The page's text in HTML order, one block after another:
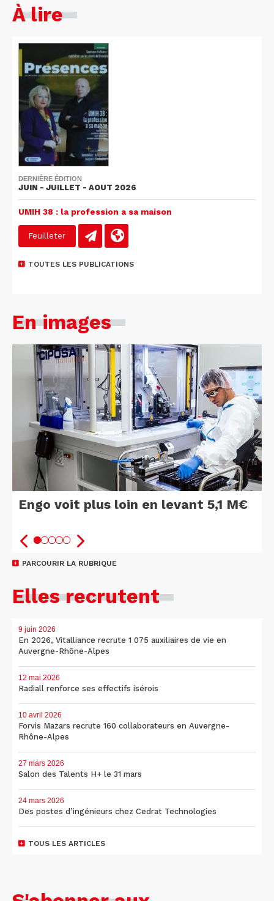
À lire
DERNIÈRE ÉDITION
JUIN - JUILLET - AOUT 2026
UMIH 38 : la profession a sa maison
Feuilleter
TOUTES LES PUBLICATIONS
En images
Engo voit plus loin en levant 5,1 M€
PARCOURIR LA RUBRIQUE
Elles recrutent
9 juin 2026
En 2026, Vitalliance recrute 1 075 auxiliaires de vie en
Auvergne-Rhône-Alpes
12 mai 2026
Radiall renforce ses effectifs isérois
10 avril 2026
Forvis Mazars recrute 160 collaborateurs en Auvergne-
Rhône-Alpes
27 mars 2026
Salon des Talents H+ le 31 mars
24 mars 2026
Des postes d’ingénieurs chez Cedrat Technologies
TOUS LES ARTICLES